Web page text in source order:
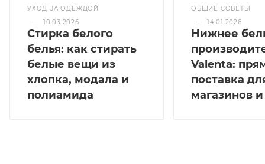
УХОД ЗА ОДЕЖДОЙ
—
10.03.2026
Стирка белого
белья: как стирать
белые вещи из
хлопка, модала и
полиамида
ОБЩИЕ СОВЕТЫ
—
14.01.2026
Нижнее
Valenta:
поставка
магазинов